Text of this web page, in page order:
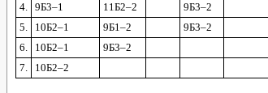
4. 9Б3–1 11Б2–2 9Б3–2
5.
10Б2–1 9Б1–2 9Б3–2
6.
10Б2–1 9Б3–2
7.
10Б2–2